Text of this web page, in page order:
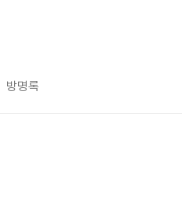
방명록